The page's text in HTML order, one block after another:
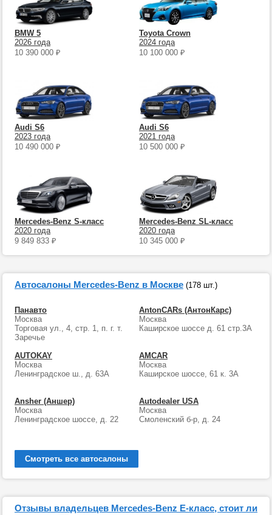
BMW 5
2026 года
10 390 000 ₽
Toyota Crown
2024 года
10 100 000 ₽
Audi S6
2023 года
10 490 000 ₽
Audi S6
2021 года
10 500 000 ₽
Mercedes-Benz S-класс
2020 года
9 849 833 ₽
Mercedes-Benz SL-класс
2020 года
10 345 000 ₽
Автосалоны Mercedes-Benz в Москве (178 шт.)
Панавто
Москва
Торговая ул., 4, стр. 1, п. г. т.
Заречье
AntonCARs (АнтонКарс)
Москва
Каширское шоссе д. 61 стр.3А
AUTOKAY
Москва
Ленинградское ш., д. 63А
AMCAR
Москва
Каширское шоссе, 61 к. 3А
Ansher (Аншер)
Москва
Ленинградское шоссе, д. 22
Autodealer USA
Москва
Смоленский б-р, д. 24
Смотреть все автосалоны
Отзывы владельцев Mercedes-Benz E-класс, стоит ли